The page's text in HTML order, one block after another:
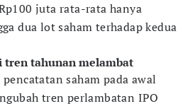
juta rata-rata hanya
dua lot saham terhadap kedua
tren tahunan melambat
saham pada awal
tren perlambatan IPO